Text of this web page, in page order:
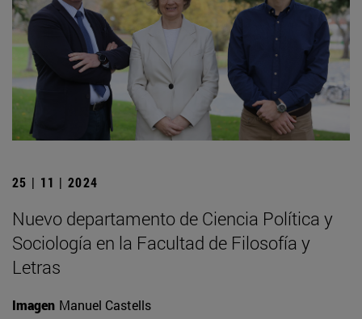
25 | 11 | 2024
Nuevo departamento de Ciencia Política y
Sociología en la Facultad de Filosofía y
Letras
Imagen Manuel Castells